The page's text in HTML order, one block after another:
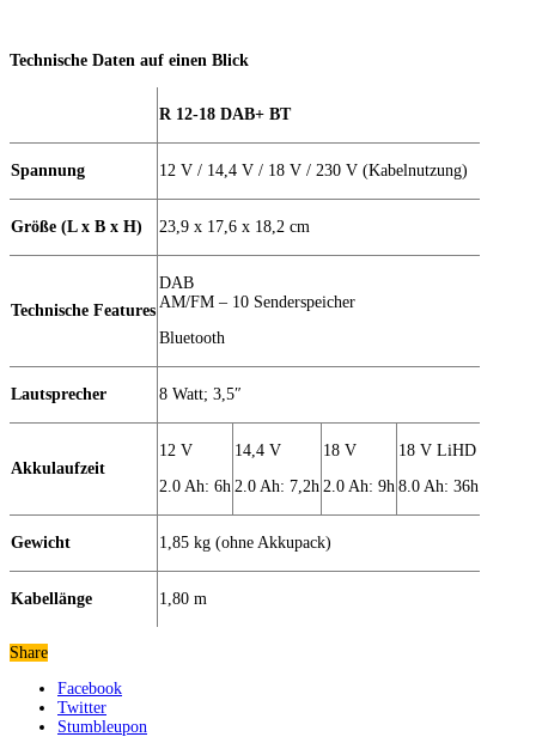
Technische Daten auf einen Blick
R 12-18 DAB+ BT
Spannung 12 V / 14,4 V / 18 V / 230 V (Kabelnutzung)
Größe (L x B x H) 23,9 x 17,6 x 18,2 cm
Technische Features
DAB
AM/FM – 10 Senderspeicher
Bluetooth
Lautsprecher 8 Watt; 3,5″
Akkulaufzeit
12 V
2.0 Ah: 6h
14,4 V
2.0 Ah: 7,2h
18 V
2.0 Ah: 9h
18 V LiHD
8.0 Ah: 36h
Gewicht 1,85 kg (ohne Akkupack)
Kabellänge 1,80 m
Share
Facebook
Twitter
Stumbleupon